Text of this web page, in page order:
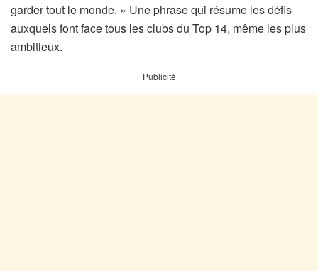
garder tout le monde. » Une phrase qui résume les défis
auxquels font face tous les clubs du Top 14, même les plus
ambitieux.
Publicité